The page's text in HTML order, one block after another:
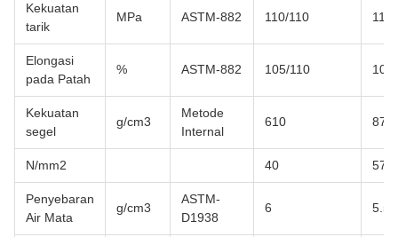
Kekuatan
tarik
MPa ASTM-882 110/110
Elongasi
pada Patah
% ASTM-882 105/110
Kekuatan
segel
g/cm3
Metode
Internal
610 870
N/mm2 40 57
Penyebaran
Air Mata
g/cm3
ASTM-
D1938
6 5.5